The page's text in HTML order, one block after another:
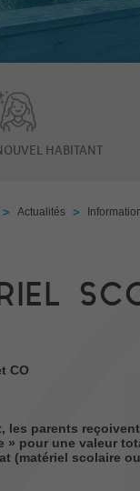
HABITANT
> Actualités >
CO
les parents
» pour une valeur
(matériel scolaire